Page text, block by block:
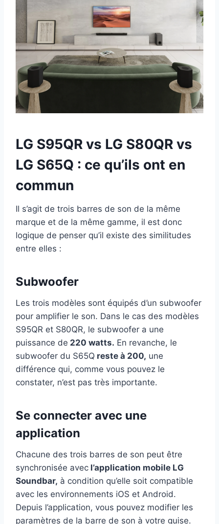
LG S95QR vs LG S80QR vs
LG S65Q : ce qu’ils ont en
commun
Il s’agit de trois barres de son de la même
marque et de la même gamme, il est donc
logique de penser qu’il existe des similitudes
entre elles :
Subwoofer
Les trois modèles sont équipés d’un subwoofer
pour amplifier le son. Dans le cas des modèles
S95QR et S80QR, le subwoofer a une
puissance de 220 watts. En revanche, le
subwoofer du S65Q reste à 200, une
différence qui, comme vous pouvez le
constater, n’est pas très importante.
Se connecter avec une
application
Chacune des trois barres de son peut être
synchronisée avec l’application mobile LG
Soundbar, à condition qu’elle soit compatible
avec les environnements iOS et Android.
Depuis l’application, vous pouvez modifier les
paramètres de la barre de son à votre guise.